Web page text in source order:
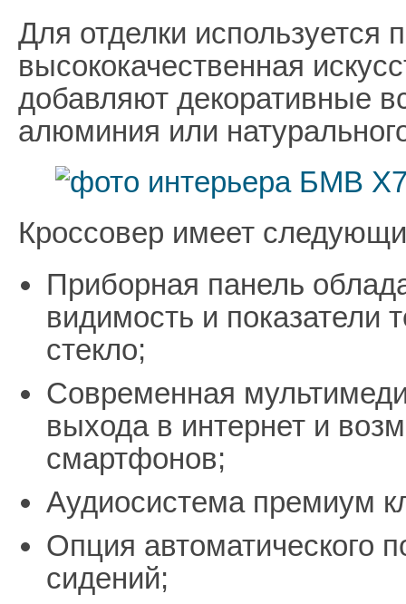
Для отделки используется
высококачественная
добавляют декоративные
алюминия или
Кроссовер имеет
Приборная панель
видимость и показатели
стекло;
Современная
выхода в интернет и
смартфонов;
Аудиосистема премиум
Опция автоматического
сидений;